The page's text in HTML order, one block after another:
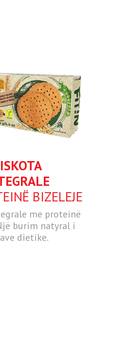
BIZELEJE
me proteinë
burim natyral i
dietike.